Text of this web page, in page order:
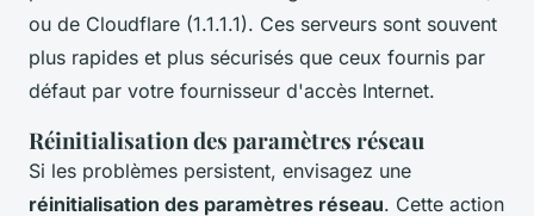
ou de Cloudflare (1.1.1.1). Ces serveurs sont souvent
plus rapides et plus sécurisés que ceux fournis par
défaut par votre fournisseur d'accès Internet.
Réinitialisation des paramètres réseau
Si les problèmes persistent, envisagez une
réinitialisation des paramètres réseau. Cette action